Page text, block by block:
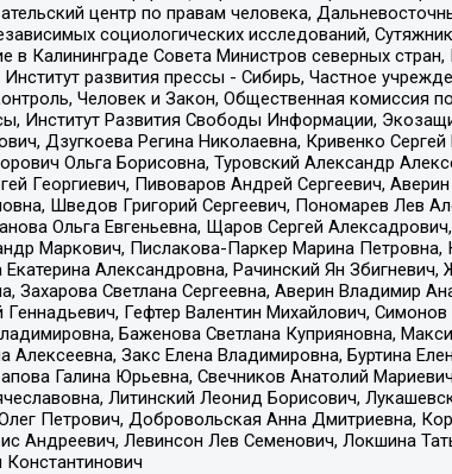
центр по правам человека,
социологических исследований,
в Калининграде Совета Министров северных
развития прессы - Сибирь, Частное
Человек и Закон, Общественная комиссия
Институт Развития Свободы Информации,
Дзугкоева Регина Николаевна, Кривенко
Ольга Борисовна, Туровский Александр
Георгиевич, Пивоваров Андрей Сергеевич,
Шведов Григорий Сергеевич, Пономарев Лев
Ольга Евгеньевна, Щаров Сергей
Маркович, Пислакова-Паркер Марина
Екатерина Александровна, Рачинский Ян
Захарова Светлана Сергеевна, Аверин Владимир
Гефтер Валентин Михайлович,
Баженова Светлана Куприяновна,
Алексеевна, Закс Елена Владимировна, Буртина
Галина Юрьевна, Свечников Анатолий
Литинский Леонид Борисович,
Петрович, Добровольская Анна Дмитриевна,
Андреевич, Левинсон Лев Семенович, Локшина